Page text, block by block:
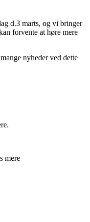
d.3 marts, og vi bringer
forvente at høre mere
nyheder ved dette
mere